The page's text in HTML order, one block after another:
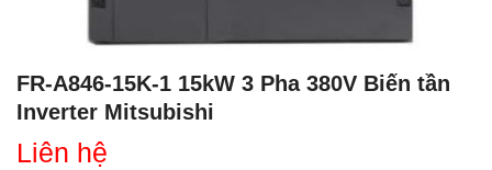
FR-A846-15K-1 15kW 3 Pha 380V Biến tần
Inverter Mitsubishi
Liên hệ